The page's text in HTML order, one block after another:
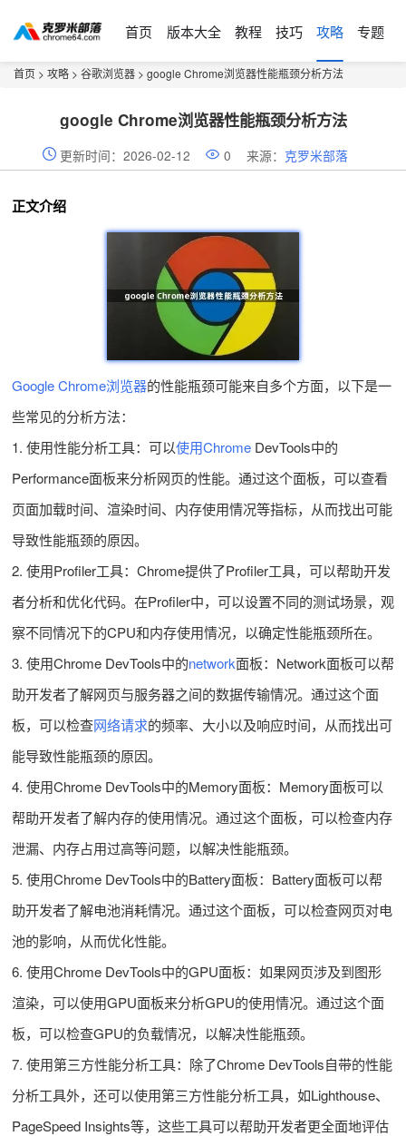
首页 版本大全 教程 技巧 攻略 专题
首页 > 攻略 > 谷歌浏览器 > google Chrome浏览器性能瓶颈分析方法
google Chrome浏览器性能瓶颈分析方法
更新时间：2026-02-12 0 来源： 克罗米部落
正文介绍
Google Chrome浏览器的性能瓶颈可能来自多个方面，以下是一
些常见的分析方法：
1. 使用性能分析工具：可以使用ChromeDevTools中的
Performance面板来分析网页的性能。通过这个面板，可以查看
页面加载时间、渲染时间、内存使用情况等指标，从而找出可能
导致性能瓶颈的原因。
2. 使用Profiler工具：Chrome提供了Profiler工具，可以帮助开发
者分析和优化代码。在Profiler中，可以设置不同的测试场景，观
察不同情况下的CPU和内存使用情况，以确定性能瓶颈所在。
3. 使用Chrome DevTools中的network面板：Network面板可以帮
助开发者了解网页与服务器之间的数据传输情况。通过这个面
板，可以检查网络请求的频率、大小以及响应时间，从而找出可
能导致性能瓶颈的原因。
4. 使用Chrome DevTools中的Memory面板：Memory面板可以
帮助开发者了解内存的使用情况。通过这个面板，可以检查内存
泄漏、内存占用过高等问题，以解决性能瓶颈。
5. 使用Chrome DevTools中的Battery面板：Battery面板可以帮
助开发者了解电池消耗情况。通过这个面板，可以检查网页对电
池的影响，从而优化性能。
6. 使用Chrome DevTools中的GPU面板：如果网页涉及到图形
渲染，可以使用GPU面板来分析GPU的使用情况。通过这个面
板，可以检查GPU的负载情况，以解决性能瓶颈。
7. 使用第三方性能分析工具：除了Chrome DevTools自带的性能
分析工具外，还可以使用第三方性能分析工具，如Lighthouse、
PageSpeed Insights等，这些工具可以帮助开发者更全面地评估